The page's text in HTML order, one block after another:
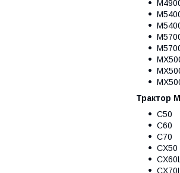
Трактор
C50
C60
C70
CX50
CX60L
CX70L